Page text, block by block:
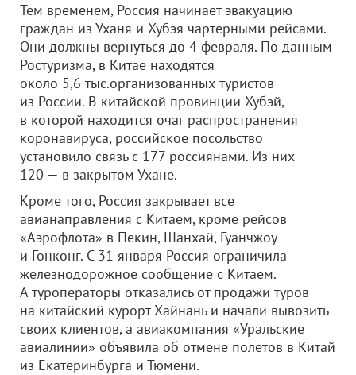
Тем временем, Россия начинает эвакуацию
граждан из Уханя и Хубэя чартерными рейсами.
Они должны вернуться до 4 февраля. По данным
Ростуризма, в Китае находятся
около 5,6 тыс.организованных туристов
из России. В китайской провинции Хубэй,
в которой находится очаг распространения
коронавируса, российское посольство
установило связь с 177 россиянами. Из них
120 — в закрытом Ухане.
Кроме того, Россия закрывает все
авианаправления с Китаем, кроме рейсов
«Аэрофлота» в Пекин, Шанхай, Гуанчжоу
и Гонконг. С 31 января Россия ограничила
железнодорожное сообщение с Китаем.
А туроператоры отказались от продажи туров
на китайский курорт Хайнань и начали вывозить
своих клиентов, а авиакомпания «Уральские
авиалинии» объявила об отмене полетов в Китай
из Екатеринбурга и Тюмени.